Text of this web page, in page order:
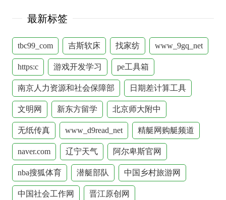
最新标签
tbc99_com 吉斯软床 找家纺 www_9gq_net
https:c 游戏开发学习 pe工具箱
南京人力资源和社会保障部 日期差计算工具
文明网 新东方留学 北京师大附中
无纸传真 www_d9read_net 精艇网购艇频道
naver.com 辽宁天气 阿尔卑斯官网
nba搜狐体育 潜艇部队 中国乡村旅游网
中国社会工作网 晋江原创网